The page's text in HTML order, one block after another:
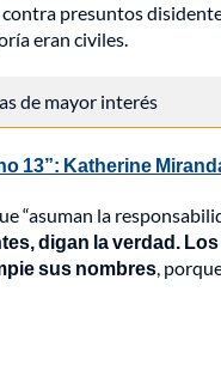
presuntos
eran civiles.
de mayor interés
13”: Katherine
“asuman la
digan la verdad.
sus nombres,